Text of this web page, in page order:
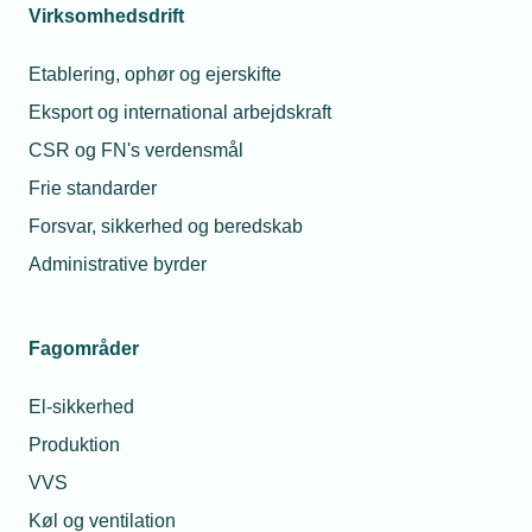
Virksomhedsdrift
Etablering, ophør og ejerskifte
Eksport og international arbejdskraft
CSR og FN's verdensmål
Frie standarder
Forsvar, sikkerhed og beredskab
Administrative byrder
Fagområder
El-sikkerhed
Produktion
VVS
Køl og ventilation
opsummeringer eller enkle svar.
Hvorfor virker den?
✔ Den er konkret og nem at forstå.
✔ Den fortæller klart, hvad output skal være (5
punkter).
Selv korte prompts kan være effektive, hvis de er klare
Formålet med dette eksempel er at vise, hvordan en